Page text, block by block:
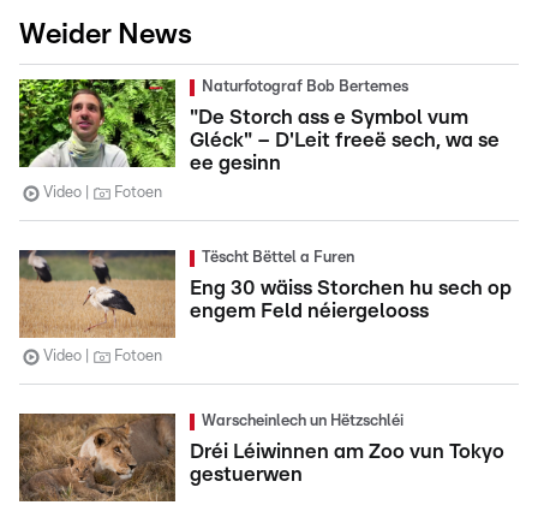
Weider News
Naturfotograf Bob Bertemes
"De Storch ass e Symbol vum
Gléck" – D'Leit freeë sech, wa se
ee gesinn
Video Fotoen
Tëscht Bëttel a Furen
Eng 30 wäiss Storchen hu sech op
engem Feld néiergelooss
Video Fotoen
Warscheinlech un Hëtzschléi
Dréi Léiwinnen am Zoo vun Tokyo
gestuerwen